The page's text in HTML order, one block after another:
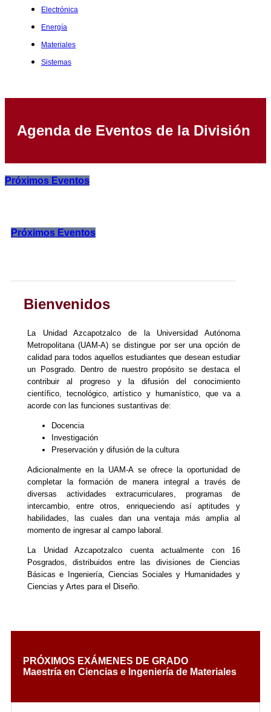
Electrónica
Energía
Materiales
Sistemas
Agenda de Eventos de la División
Próximos Eventos
Próximos Eventos
Bienvenidos
La Unidad Azcapotzalco de la Universidad Autónoma
Metropolitana (UAM-A) se distingue por ser una opción de
calidad para todos aquellos estudiantes que desean estudiar
un Posgrado. Dentro de nuestro propósito se destaca el
contribuir al progreso y la difusión del conocimiento
científico, tecnológico, artístico y humanístico, que va a
acorde con las funciones sustantivas de:
Docencia
Investigación
Preservación y difusión de la cultura
Adicionalmente en la UAM-A se ofrece la oportunidad de
completar la formación de manera integral a través de
diversas actividades extracurriculares, programas de
intercambio, entre otros, enriqueciendo así aptitudes y
habilidades, las cuales dan una ventaja más amplia al
momento de ingresar al campo laboral.
La Unidad Azcapotzalco cuenta actualmente con 16
Posgrados, distribuidos entre las divisiones de Ciencias
Básicas e Ingeniería, Ciencias Sociales y Humanidades y
Ciencias y Artes para el Diseño.
PRÓXIMOS EXÁMENES DE GRADO
Maestría en Ciencias e Ingeniería de Materiales